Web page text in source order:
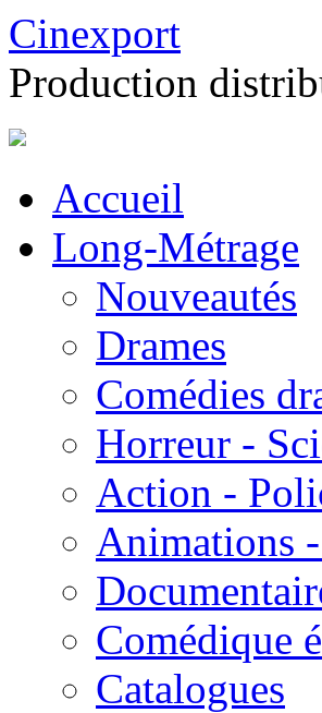
Cinexport
Production
Accueil
Long-Métrage
Nouveautés
Drames
Comédies
Horreur -
Action -
Animations
Comédique
Catalogues